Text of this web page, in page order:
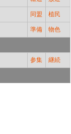
同盟 植民
準備 物色
参集 継続